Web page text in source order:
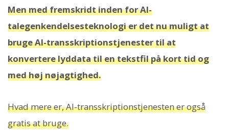
Men med fremskridt inden for AI-
talegenkendelsesteknologi er det nu muligt at
bruge AI-transskriptionstjenester til at
konvertere lyddata til en tekstfil på kort tid og
med høj nøjagtighed.
Hvad mere er, AI-transskriptionstjenesten er også
gratis at bruge.